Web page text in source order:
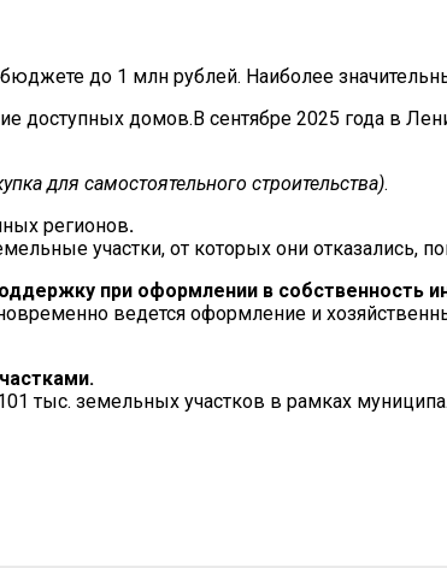
до 1 млн рублей. Наиболее
для самостоятельного строительства).
регионов.
участки, от которых они
при оформлении в собственность
ведется оформление и
тыс. земельных участков в рамках